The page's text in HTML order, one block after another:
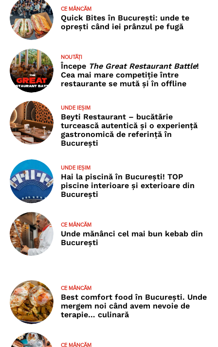
CE MÂNCĂM
Quick Bites în București: unde te
oprești când iei prânzul pe fugă
NOUTĂȚI
Începe The Great Restaurant Battle!
Cea mai mare competiție între
restaurante se mută și în offline
UNDE IEȘIM
Beyti Restaurant – bucătărie
turcească autentică și o experiență
gastronomică de referință în
București
UNDE IEȘIM
Hai la piscină în București! TOP
piscine interioare și exterioare din
București
CE MÂNCĂM
Unde mănânci cel mai bun kebab din
București
CE MÂNCĂM
Best comfort food în București. Unde
mergem noi când avem nevoie de
terapie… culinară
CE MÂNCĂM